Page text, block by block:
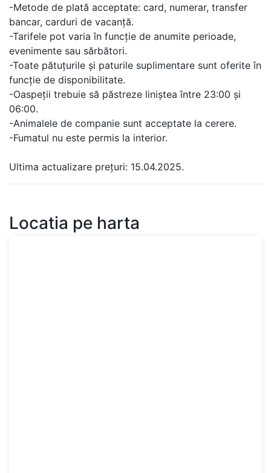
-Metode de plată acceptate: card, numerar, transfer
bancar, carduri de vacanță.
-Tarifele pot varia în funcție de anumite perioade,
evenimente sau sărbători.
-Toate pătuțurile și paturile suplimentare sunt oferite în
funcție de disponibilitate.
-Oaspeții trebuie să păstreze liniștea între 23:00 și
06:00.
-Animalele de companie sunt acceptate la cerere.
-Fumatul nu este permis la interior.
Ultima actualizare prețuri: 15.04.2025.
Locatia pe harta